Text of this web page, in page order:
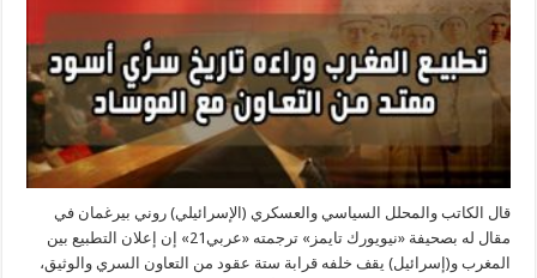
قال الكاتب والمحلل السياسي والعسكري (الإسرائيلي) روني بيرغمان في
مقال له بصحيفة «نيويورك تايمز» ترجمته «عربي21» إن إعلان التطبيع بين
المغرب و(إسرائيل) يقف خلفه قرابة ستة عقود من التعاون السري والوثيق،